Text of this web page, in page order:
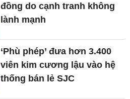
đồng do cạnh tranh không
lành mạnh
‘Phù phép’ đưa hơn 3.400
viên kim cương lậu vào hệ
thống bán lẻ SJC